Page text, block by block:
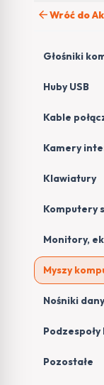
arrow_backWróć do
Głośniki
Huby USB
Kable
Kamery
Klawiatury
Komputery
Monitory,
Myszy
Nośniki
Pozostałe